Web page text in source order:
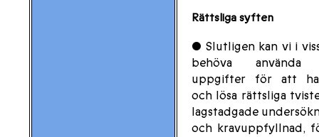
Rättsliga syften
• Slutligen kan vi i
behöva använda
uppgifter för att
och lösa rättsliga
lagstadgade
och kravuppfyllnad,